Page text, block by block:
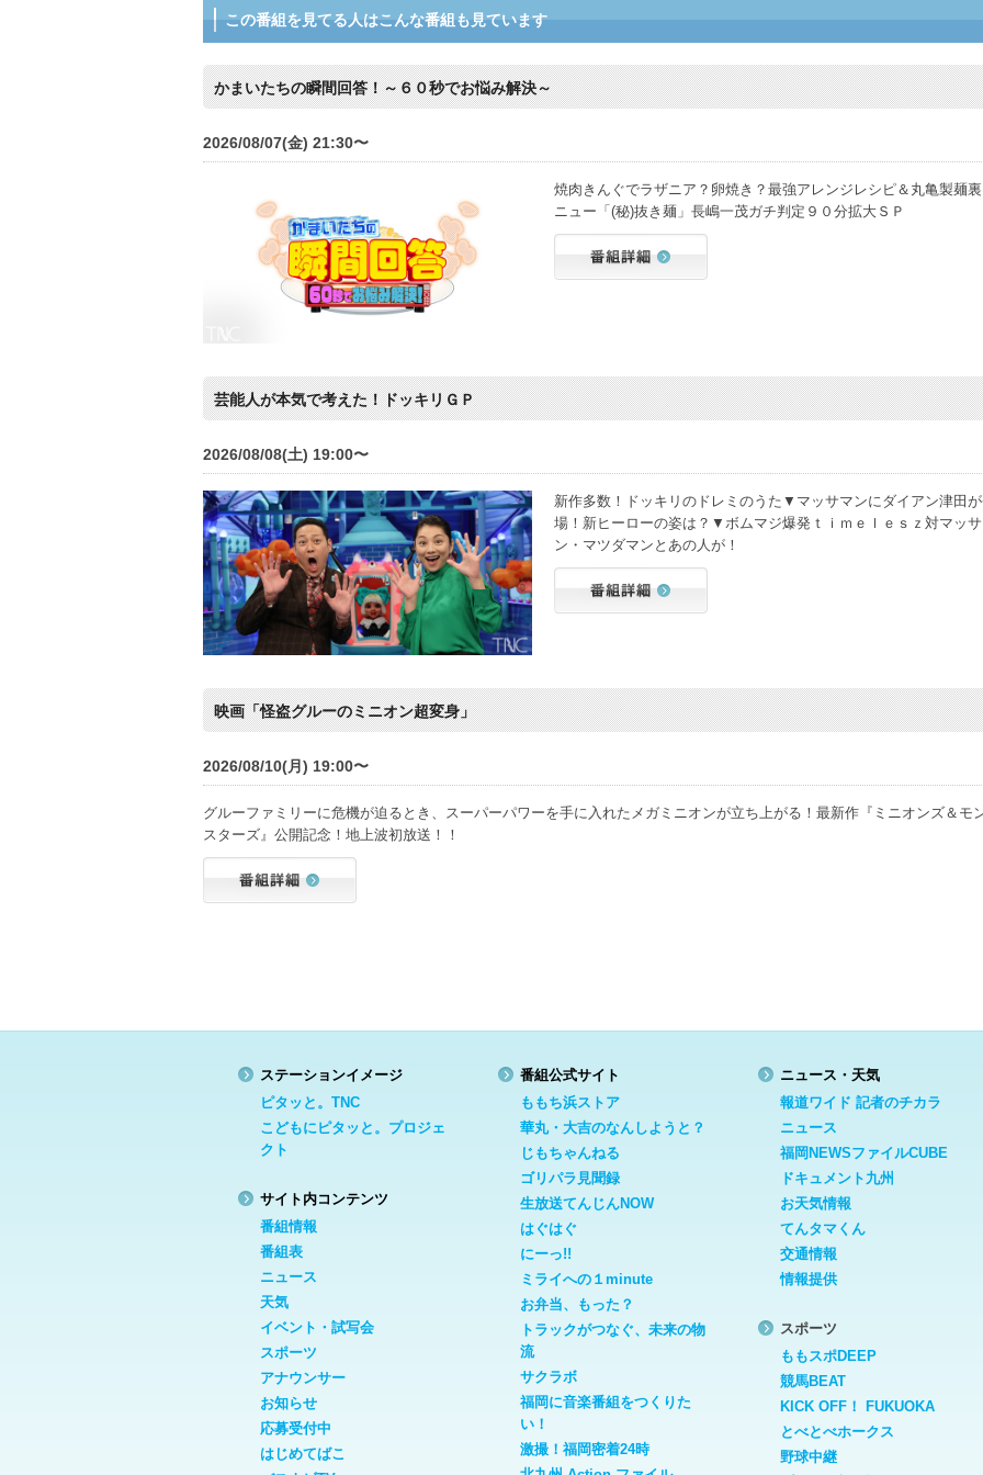
この番組を見てる人はこんな番組も見ています
かまいたちの瞬間回答！～６０秒でお悩み解決～
2026/08/07(金) 21:30〜
焼肉きんぐでラザニア？卵焼き？最強アレンジレシピ＆丸亀製麺
ニュー「(秘)抜き麺」長嶋一茂ガチ判定９０分拡大ＳＰ
芸能人が本気で考えた！ドッキリＧＰ
2026/08/08(土) 19:00〜
新作多数！ドッキリのドレミのうた▼マッサマンにダイアン津田
場！新ヒーローの姿は？▼ボムマジ爆発ｔｉｍｅｌｅｓｚ対マッ
ン・マツダマンとあの人が！
映画「怪盗グルーのミニオン超変身」
2026/08/10(月) 19:00〜
グルーファミリーに危機が迫るとき、スーパーパワーを手に入れたメガミニオンが立ち上がる！最新作『ミニオンズ＆モ
スターズ』公開記念！地上波初放送！！
ステーションイメージ
ピタッと。TNC
こどもにピタッと。プロジェ
クト
サイト内コンテンツ
番組情報
番組表
ニュース
天気
イベント・試写会
スポーツ
アナウンサー
お知らせ
応募受付中
はじめてばこ
番組公式サイト
ももち浜ストア
華丸・大吉のなんしようと？
じもちゃんねる
ゴリパラ見聞録
生放送てんじんNOW
はぐはぐ
にーっ!!
ミライへの１minute
お弁当、もった？
トラックがつなぐ、未来の物
流
サクラボ
福岡に音楽番組をつくりた
い！
激撮！福岡密着24時
ニュース・天気
報道ワイド 記者のチカラ
ニュース
福岡NEWSファイルCUBE
ドキュメント九州
お天気情報
てんタマくん
交通情報
情報提供
スポーツ
ももスポDEEP
競馬BEAT
KICK OFF！ FUKUOKA
とべとべホークス
野球中継